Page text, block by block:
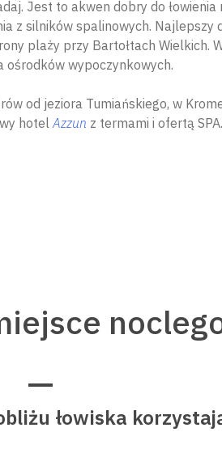
Jest to akwen dobry do
z silników spalinowych. Najlepszy
plaży przy Bartołtach Wielkich.
ośrodków wypoczynkowych.
od jeziora Tumiańskiego, w
hotel Azzun z termami i ofertą SPA.
łowiska